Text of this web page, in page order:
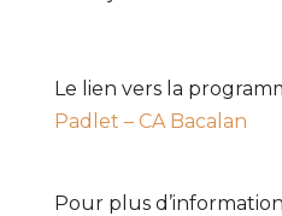
Le lien vers la
Padlet – CA Bacalan
Pour plus